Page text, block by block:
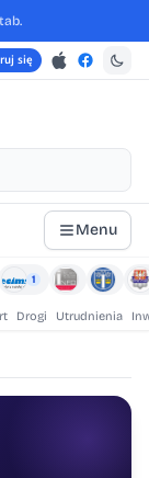
się
Menu
1
Drogi Utrudnienia